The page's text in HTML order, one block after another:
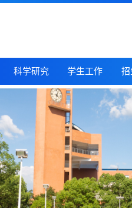
科学研究 学生工作 招